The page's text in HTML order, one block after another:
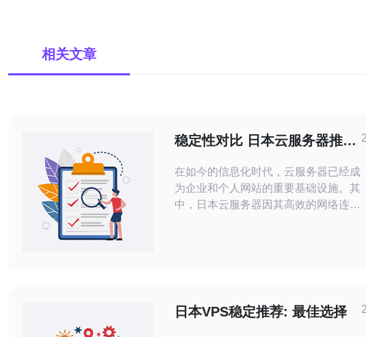
相关文章
稳定性对比 日本云服务器推荐
在如今的信息化时代，云服务器已经成
为企业和个人网站的重要基础设施。其
中，日本云服务器因其高效的网络连接
体现在其网络延迟、故障恢复能力和数
据安全性上。
日本VPS稳定推荐: 最佳选择